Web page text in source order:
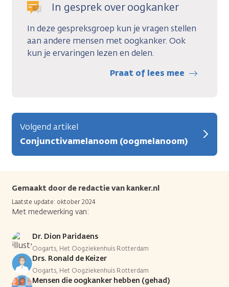
In gesprek over oogkanker
In deze gespreksgroep kun je vragen stellen
aan andere mensen met oogkanker. Ook
kun je ervaringen lezen en delen.
Praat of lees mee
Volgend artikel
Conjunctivamelanoom (oogmelanoom)
Gemaakt door de redactie van kanker.nl
Laatste update: oktober 2024
Met medewerking van:
Dr. Dion Paridaens
Oogarts, Het Oogziekenhuis Rotterdam
Drs. Ronald de Keizer
Oogarts, Het Oogziekenhuis Rotterdam
Mensen die oogkanker hebben (gehad)